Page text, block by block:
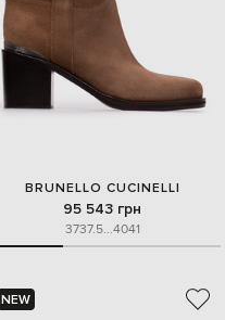
BRUNELLO CUCINELLI
95 543 грн
3737.5...4041
NEW